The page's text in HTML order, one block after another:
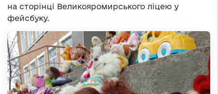
на сторінці Великояромирського ліцею у
фейсбуку.